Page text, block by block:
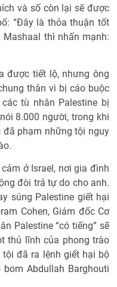
và số còn lại sẽ được
“Đây là thỏa thuận tốt
thì nhấn mạnh:
được tiết lộ, nhưng ông
thân vì bị cáo buộc
tù nhân Palestine bị
8.000 người, trong khi
đã phạm những tội nguy
ở Israel, nơi gia đình
đòi trả tự do cho anh.
súng Palestine giết hại
Cohen, Giám đốc Cơ
Palestine “có tiếng” sẽ
thủ lĩnh của phong trào
tội đã ra lệnh giết hại bộ
Abdullah Barghouti